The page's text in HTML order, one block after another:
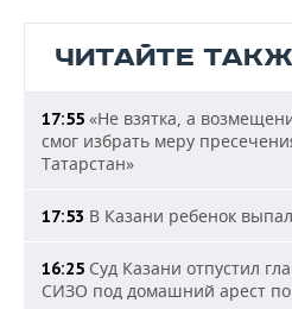
ЧИТАЙТЕ
17:55 «Не взятка, а
смог избрать меру
Татарстан»
17:53 В Казани ребенок
16:25 Суд Казани отпустил
СИЗО под домашний арест